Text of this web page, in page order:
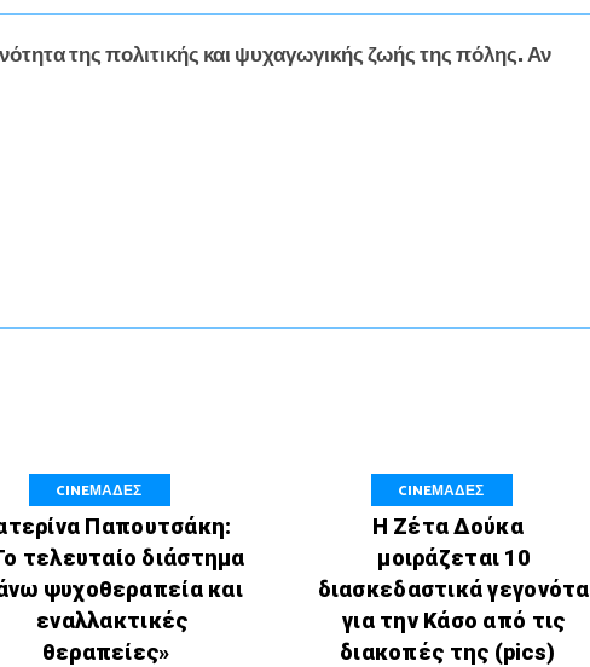
της πολιτικής και ψυχαγωγικής ζωής της πόλης. Αν
CINEΜΑΔΕΣ
Παπουτσάκη:
τελευταίο διάστημα
ψυχοθεραπεία και
εναλλακτικές
θεραπείες»
CINEΜΑΔΕΣ
Η Ζέτα Δούκα
μοιράζεται 10
διασκεδαστικά γεγονότα
για την Κάσο από τις
διακοπές της (pics)